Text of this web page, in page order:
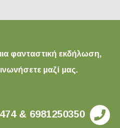
φανταστική εκδήλωση,
μαζί μας.
& 6981250350